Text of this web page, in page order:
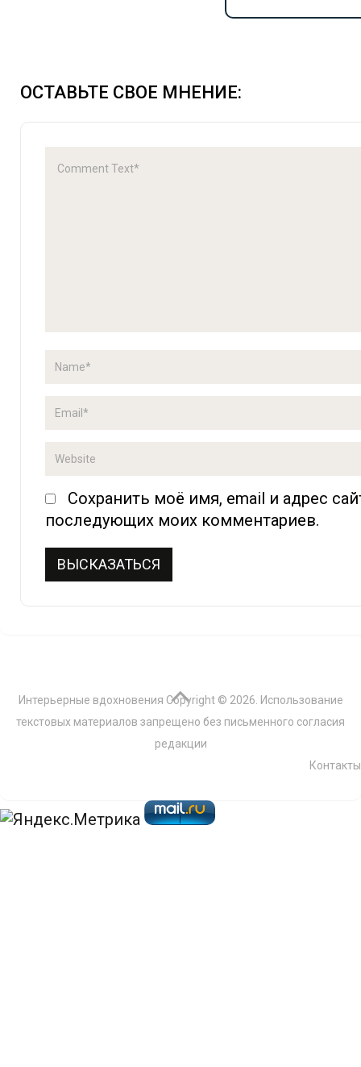
ОСТАВЬТЕ СВОЕ МНЕНИЕ:
Сохранить моё имя, email и адрес
последующих моих комментариев.
Интерьерные вдохновения Copyright © 2026. Использование
текстовых материалов запрещено без письменного согласия
редакции
Контакты